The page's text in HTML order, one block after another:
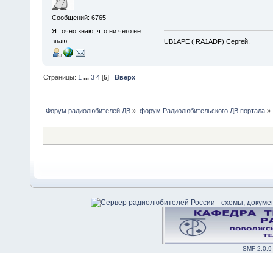
Сообщений: 6765
Я точно знаю, что ни чего не
знаю
UB1APE ( RA1ADF) Сергей.
Страницы: 1 ...3 4 [5]Вверх
Форум радиолюбителей ДВ » форум Радиолюбительского ДВ портала»
SMF 2.0.9